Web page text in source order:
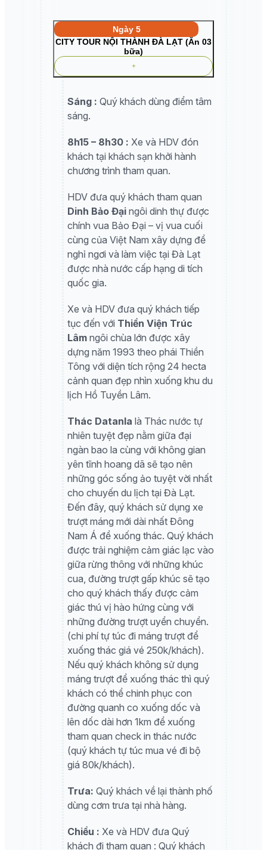
Ngày 5
CITY TOUR NỘI THÀNH ĐÀ LẠT (Ăn 03
bữa)
Sáng : Quý khách dùng điểm tâm
sáng.
8h15 – 8h30 : Xe và HDV đón
khách tại khách sạn khởi hành
chương trình tham quan.
HDV đưa quý khách tham quan
Dinh Bảo Đại ngôi dinh thự được
chính vua Bảo Đại – vị vua cuối
cùng của Việt Nam xây dựng để
nghỉ ngơi và làm việc tại Đà Lạt
được nhà nước cấp hạng di tích
quốc gia.
Xe và HDV đưa quý khách tiếp
tục đến với Thiền Viện Trúc
Lâm ngôi chùa lớn được xây
dựng năm 1993 theo phái Thiền
Tông với diện tích rộng 24 hecta
cảnh quan đẹp nhìn xuống khu du
lịch Hồ Tuyền Lâm.
Thác Datanla là Thác nước tự
nhiên tuyệt đẹp nằm giữa đại
ngàn bao la cùng với không gian
yên tĩnh hoang dã sẽ tạo nên
những góc sống ảo tuyệt vời nhất
cho chuyến du lịch tại Đà Lạt.
Đến đây, quý khách sử dụng xe
trượt máng mới dài nhất Đông
Nam Á để xuống thác. Quý khách
được trải nghiệm cảm giác lạc vào
giữa rừng thông với những khúc
cua, đường trượt gấp khúc sẽ tạo
cho quý khách thấy được cảm
giác thú vị hào hứng cùng với
những đường trượt uyển chuyển.
(chi phí tự túc đi máng trượt để
xuống thác giá vé 250k/khách).
Nếu quý khách không sử dụng
máng trượt để xuống thác thì quý
khách có thể chinh phục con
đường quanh co xuống dốc và
lên dốc dài hơn 1km để xuống
tham quan check in thác nước
(quý khách tự túc mua vé đi bộ
giá 80k/khách).
Trưa: Quý khách về lại thành phố
dùng cơm trưa tại nhà hàng.
Chiều : Xe và HDV đưa Quý
khách đi tham quan : Quý khách